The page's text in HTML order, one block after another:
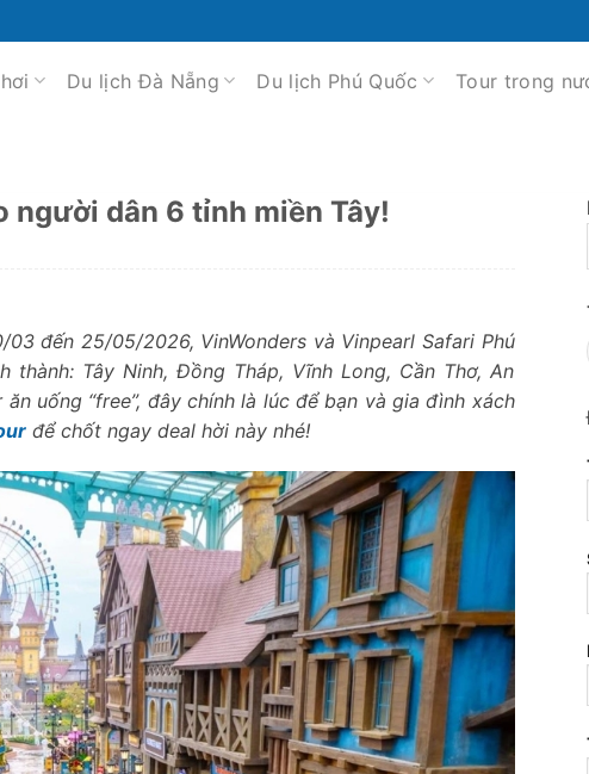
Du lịch Đà Nẵng Du lịch Phú Quốc Tour trong
người dân 6 tỉnh miền Tây!
đến 25/05/2026, VinWonders và Vinpearl Safari Phú
Tây Ninh, Đồng Tháp, Vĩnh Long, Cần Thơ, An
uống “free”, đây chính là lúc để bạn và gia đình xách
để chốt ngay deal hời này nhé!